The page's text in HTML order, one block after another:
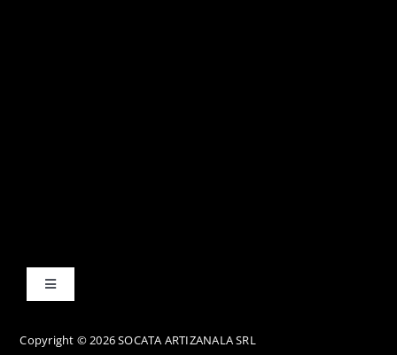
Toggle
Copyright © 2026 SOCATA ARTIZANALA SRL